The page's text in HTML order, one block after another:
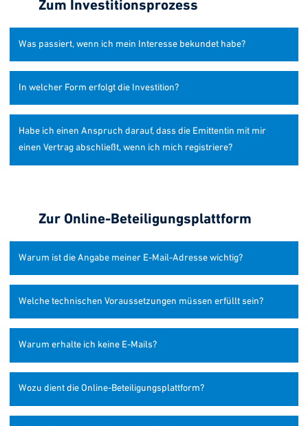
Zum Investitionsprozess
Was passiert, wenn ich mein Interesse bekundet habe?
In welcher Form erfolgt die Investition?
Habe ich einen Anspruch darauf, dass die Emittentin mit mir
einen Vertrag abschließt, wenn ich mich registriere?
Zur Online-Beteiligungsplattform
Warum ist die Angabe meiner E-Mail-Adresse wichtig?
Welche technischen Voraussetzungen müssen erfüllt sein?
Warum erhalte ich keine E-Mails?
Wozu dient die Online-Beteiligungsplattform?